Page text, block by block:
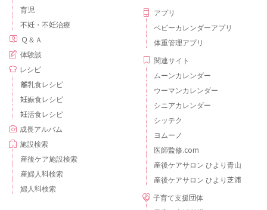
育児
不妊・不妊治療
Ｑ＆Ａ
体験談
レシピ
離乳食レシピ
妊娠食レシピ
妊活食レシピ
成長アルバム
施設検索
産後ケア施設検索
産婦人科検索
婦人科検索
アプリ
ベビーカレンダーアプリ
体重管理アプリ
関連サイト
ムーンカレンダー
ウーマンカレンダー
シニアカレンダー
シッテク
ヨムーノ
医師監修.com
産後ケアサロン ひより青山
産後ケアサロン ひより芝浦
子育て支援団体